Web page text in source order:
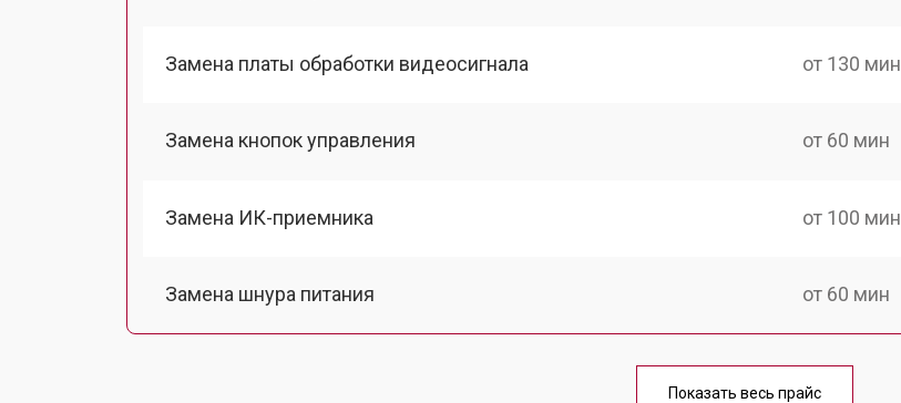
Замена платы обработки видеосигнала от 130 мин
Замена кнопок управления от 60 мин
Замена ИК-приемника от 100 мин
Замена шнура питания от 60 мин
от 90 мин
Показать весь прайс